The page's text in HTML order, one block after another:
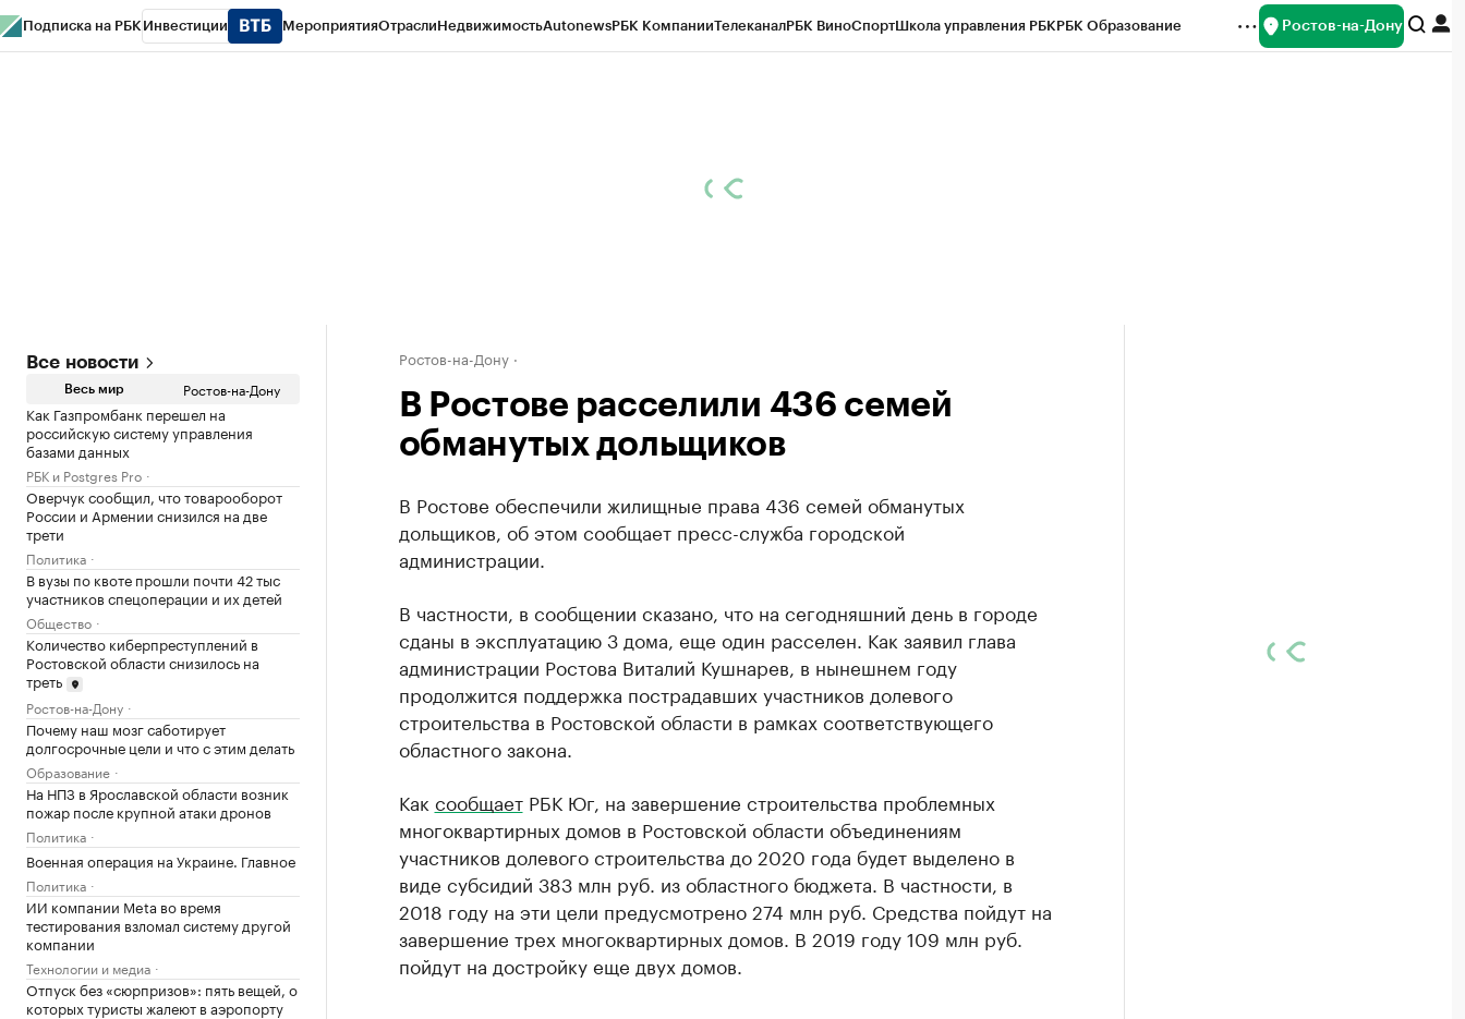
Подписка на РБК Инвестиции МероприятияОтраслиНедвижимостьAutonewsРБК КомпанииТелеканалРБК ВиноСпортШкола управления РБКРБК Образование Ростов-на-Дону
Все новости
Весь мир Ростов-на-Дону
Как Газпромбанк перешел на
российскую систему управления
базами данных
РБК и Postgres Pro
Оверчук сообщил, что товарооборот
России и Армении снизился на две
трети
Политика
В вузы по квоте прошли почти 42 тыс
участников спецоперации и их детей
Общество
Количество киберпреступлений в
Ростовской области снизилось на
треть
Ростов-на-Дону
Почему наш мозг саботирует
долгосрочные цели и что с этим делать
Образование
На НПЗ в Ярославской области возник
пожар после крупной атаки дронов
Политика
Военная операция на Украине. Главное
Политика
ИИ компании Meta во время
тестирования взломал систему другой
компании
Технологии и медиа
Отпуск без «сюрпризов»: пять вещей, о
которых туристы жалеют в аэропорту
Ростов-на-Дону
В Ростове расселили 436 семей
обманутых дольщиков
В Ростове обеспечили жилищные права 436 семей обманутых
дольщиков, об этом сообщает пресс-служба городской
администрации.
В частности, в сообщении сказано, что на сегодняшний день в городе
сданы в эксплуатацию 3 дома, еще один расселен. Как заявил глава
администрации Ростова Виталий Кушнарев, в нынешнем году
продолжится поддержка пострадавших участников долевого
строительства в Ростовской области в рамках соответствующего
областного закона.
Как сообщаетРБК Юг, на завершение строительства проблемных
многоквартирных домов в Ростовской области объединениям
участников долевого строительства до 2020 года будет выделено в
виде субсидий 383 млн руб. из областного бюджета. В частности, в
2018 году на эти цели предусмотрено 274 млн руб. Средства пойдут на
завершение трех многоквартирных домов. В 2019 году 109 млн руб.
пойдут на достройку еще двух домов.